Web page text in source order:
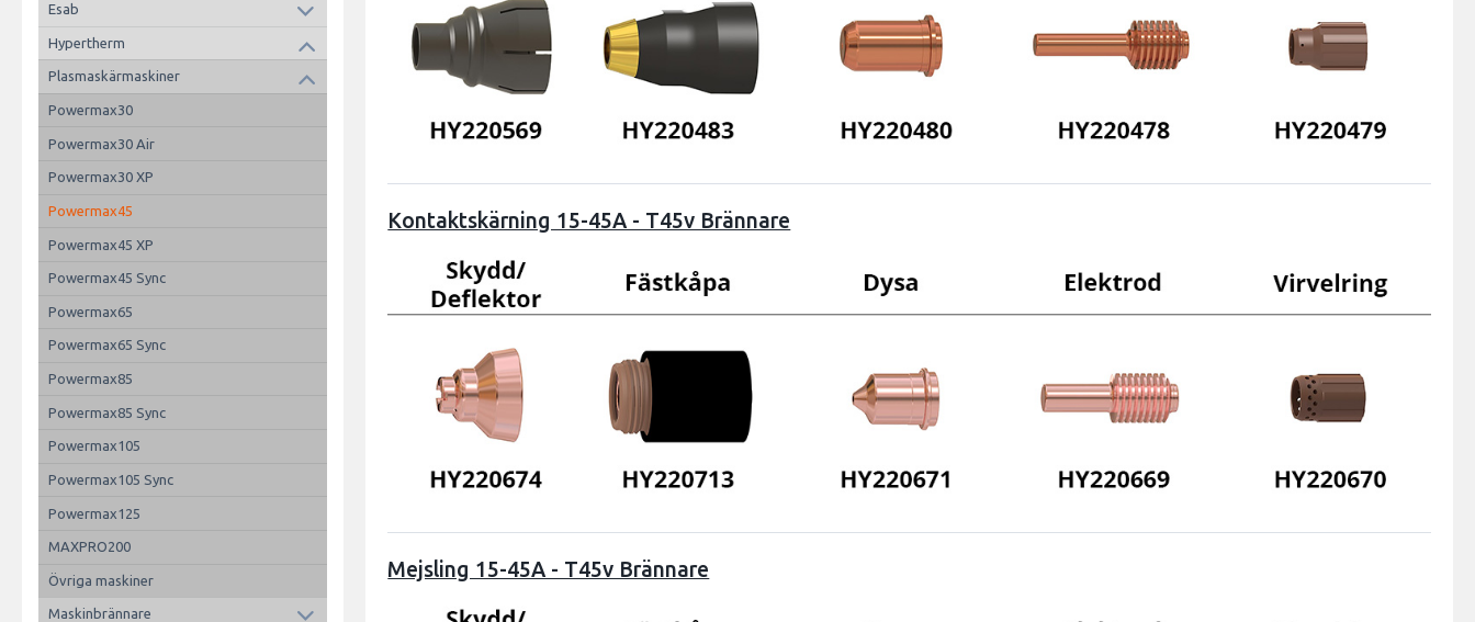
Esab
Hypertherm
Plasmaskärmaskiner
Powermax30
Powermax30 Air
Powermax30 XP
Powermax45
Powermax45 XP
Powermax45 Sync
Powermax65
Powermax65 Sync
Powermax85
Powermax85 Sync
Powermax105
Powermax105 Sync
Powermax125
MAXPRO200
Övriga maskiner
Maskinbrännare
Kontaktskärning 15-45A - T45v Brännare
Mejsling 15-45A - T45v Brännare